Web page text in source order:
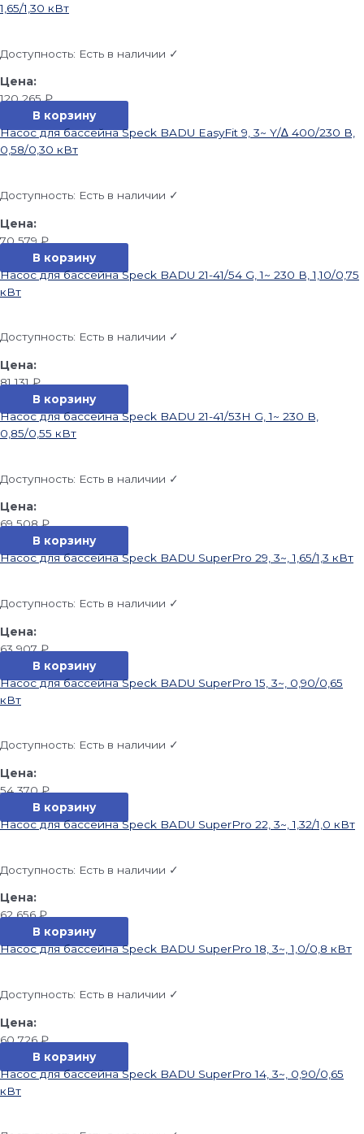
1,65/1,30 кВт
Доступность: Есть в наличии ✓
120 265₽
В корзину
Насос для бассейна Speck BADU EasyFit 9, 3~ Y/∆ 400/230 В,
0,58/0,30 кВт
Доступность: Есть в наличии ✓
70 579₽
В корзину
Насос для бассейна Speck BADU 21-41/54 G, 1~ 230 В, 1,10/0,75
кВт
Доступность: Есть в наличии ✓
81 131₽
В корзину
Насос для бассейна Speck BADU 21-41/53H G, 1~ 230 В,
0,85/0,55 кВт
Доступность: Есть в наличии ✓
69 508₽
В корзину
Насос для бассейна Speck BADU SuperPro 29, 3~, 1,65/1,3 кВт
Доступность: Есть в наличии ✓
63 907₽
В корзину
Насос для бассейна Speck BADU SuperPro 15, 3~, 0,90/0,65
кВт
Доступность: Есть в наличии ✓
54 370₽
В корзину
Насос для бассейна Speck BADU SuperPro 22, 3~, 1,32/1,0 кВт
Доступность: Есть в наличии ✓
62 656₽
В корзину
Насос для бассейна Speck BADU SuperPro 18, 3~, 1,0/0,8 кВт
Доступность: Есть в наличии ✓
60 726₽
В корзину
Насос для бассейна Speck BADU SuperPro 14, 3~, 0,90/0,65
кВт